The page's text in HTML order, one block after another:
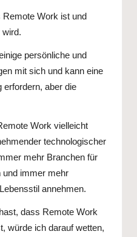
Work ist und
persönliche und
mit sich und kann eine
erfordern, aber die
Work vielleicht
technologischer
mehr Branchen für
und immer mehr
annehmen.
dass Remote Work
würde ich darauf wetten,